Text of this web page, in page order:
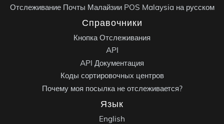
Отслеживание Почты Малайзии POS Malaysia на русском
Справочники
Кнопка Отслеживания
API
API Документация
Коды сортировочных центров
Почему моя посылка не отслеживается?
Язык
English